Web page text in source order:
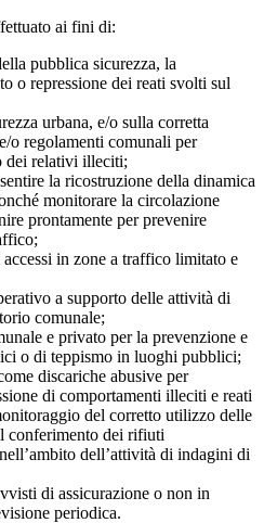
ai fini di:
pubblica sicurezza, la
o repressione dei reati svolti sul
urbana, e/o sulla corretta
o regolamenti comunali per
dei relativi illeciti;
la ricostruzione della dinamica
monitorare la circolazione
prontamente per prevenire
in zone a traffico limitato e
a supporto delle attività di
comunale;
e privato per la prevenzione e
o di teppismo in luoghi pubblici;
discariche abusive per
di comportamenti illeciti e reati
del corretto utilizzo delle
conferimento dei rifiuti
dell’attività di indagini di
di assicurazione o non in
periodica.